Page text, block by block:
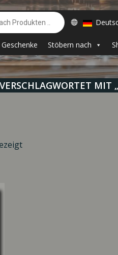
Stöbern nach
MIT